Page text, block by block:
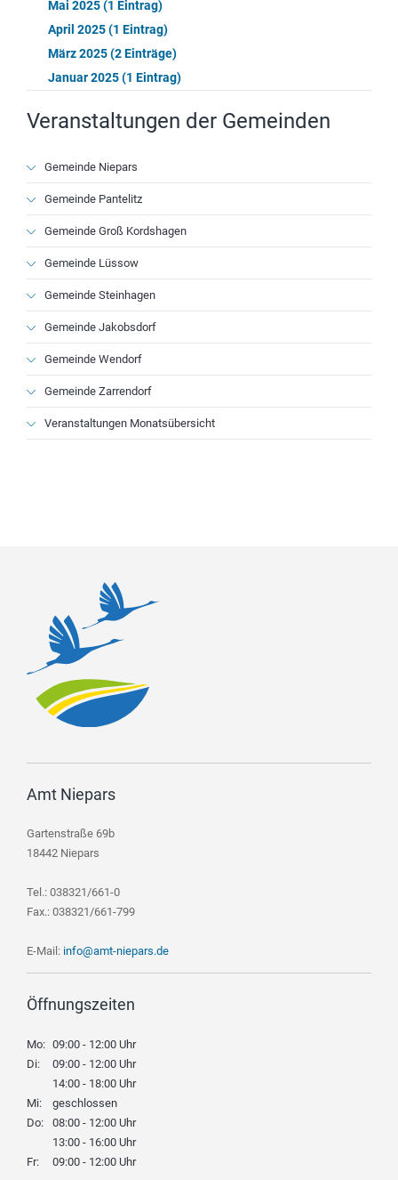
Mai 2025 (1 Eintrag)
April 2025 (1 Eintrag)
März 2025 (2 Einträge)
Januar 2025 (1 Eintrag)
Veranstaltungen der Gemeinden
Navigation
überspringen
Gemeinde Niepars
Gemeinde Pantelitz
Gemeinde Groß Kordshagen
Gemeinde Lüssow
Gemeinde Steinhagen
Gemeinde Jakobsdorf
Gemeinde Wendorf
Gemeinde Zarrendorf
Veranstaltungen Monatsübersicht
Amt Niepars
Gartenstraße 69b
18442 Niepars
Tel.: 038321/661-0
Fax.: 038321/661-799
E-Mail: info@amt-niepars.de
Öffnungszeiten
Mo: 09:00 - 12:00 Uhr
Di:
09:00 - 12:00 Uhr
14:00 - 18:00 Uhr
Mi:
geschlossen
Do:
08:00 - 12:00 Uhr
13:00 - 16:00 Uhr
Fr:
09:00 - 12:00 Uhr